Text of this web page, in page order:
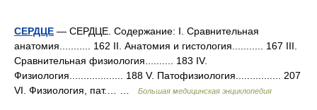
СЕРДЦЕ — СЕРДЦЕ. Содержание: I. Сравнительная
анатомия........... 162 II. Анатомия и гистология........... 167 III.
Сравнительная физиология.......... 183 IV.
Физиология................... 188 V. Патофизиология................ 207
VІ. Физиология, пат.… …
Большая медицинская энциклопедия